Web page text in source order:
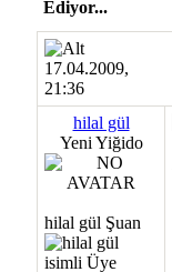
Ediyor...
17.04.2009,
21:36
hilal gül
Yeni Yiğido
hilal gül Şuan